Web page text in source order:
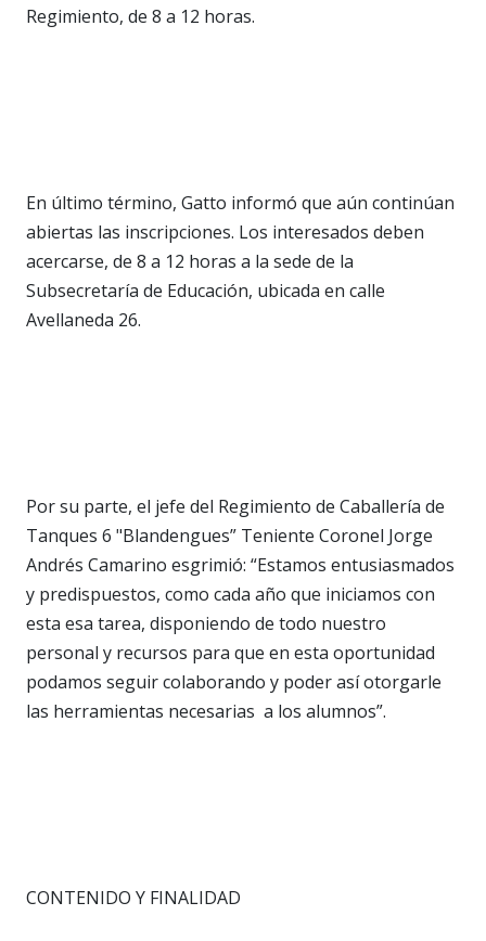
Regimiento, de 8 a 12 horas.
En último término, Gatto informó que aún continúan
abiertas las inscripciones. Los interesados deben
acercarse, de 8 a 12 horas a la sede de la
Subsecretaría de Educación, ubicada en calle
Avellaneda 26.
Por su parte, el jefe del Regimiento de Caballería de
Tanques 6 "Blandengues” Teniente Coronel Jorge
Andrés Camarino esgrimió: “Estamos entusiasmados
y predispuestos, como cada año que iniciamos con
esta esa tarea, disponiendo de todo nuestro
personal y recursos para que en esta oportunidad
podamos seguir colaborando y poder así otorgarle
las herramientas necesarias a los alumnos”.
CONTENIDO Y FINALIDAD